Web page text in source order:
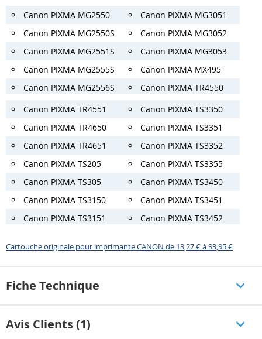
Canon PIXMA MG2550
Canon PIXMA MG2550S
Canon PIXMA MG2551S
Canon PIXMA MG2555S
Canon PIXMA MG2556S
Canon PIXMA MG3051
Canon PIXMA MG3052
Canon PIXMA MG3053
Canon PIXMA MX495
Canon PIXMA TR4550
Canon PIXMA TR4551
Canon PIXMA TR4650
Canon PIXMA TR4651
Canon PIXMA TS205
Canon PIXMA TS305
Canon PIXMA TS3150
Canon PIXMA TS3151
Canon PIXMA TS3350
Canon PIXMA TS3351
Canon PIXMA TS3352
Canon PIXMA TS3355
Canon PIXMA TS3450
Canon PIXMA TS3451
Canon PIXMA TS3452
Cartouche originale pour imprimante CANON de 13,27 € à 93,95 €
Fiche Technique
Avis Clients (1)